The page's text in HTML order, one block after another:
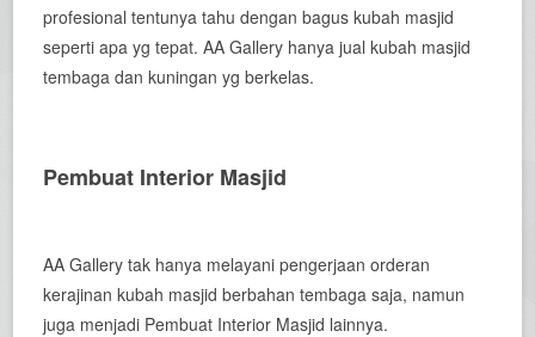
profesional tentunya tahu dengan bagus kubah masjid
seperti apa yg tepat. AA Gallery hanya jual kubah masjid
tembaga dan kuningan yg berkelas.
Pembuat Interior Masjid
AA Gallery tak hanya melayani pengerjaan orderan
kerajinan kubah masjid berbahan tembaga saja, namun
juga menjadi Pembuat Interior Masjid lainnya.